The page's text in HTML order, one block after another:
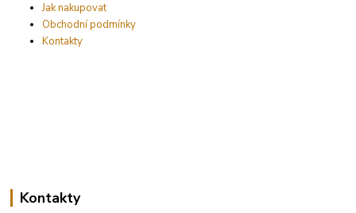
Jak nakupovat
Obchodní podmínky
Kontakty
Kontakty